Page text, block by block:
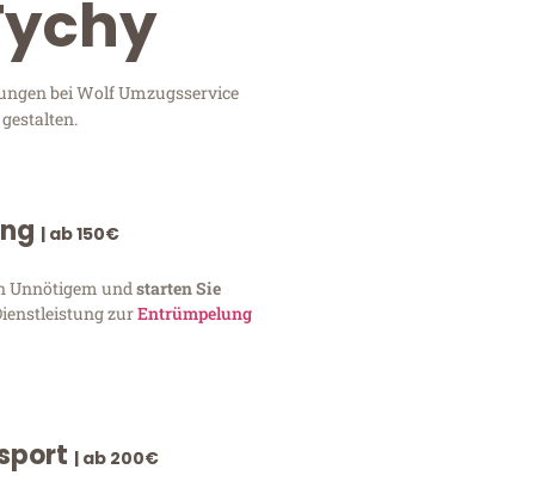
bei Wolf Umzugsservice
| ab 150€
Unnötigem undstarten Sie
zurEntrümpelung
| ab 200€